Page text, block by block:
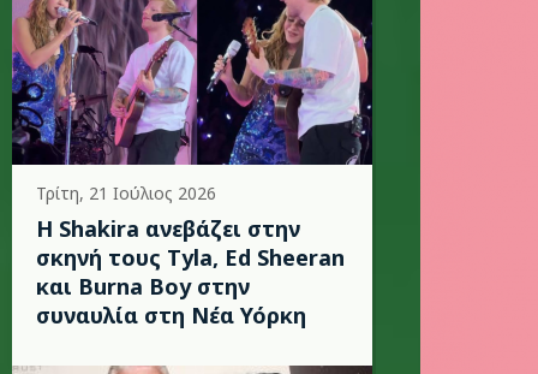
Τρίτη, 21 Ιούλιος 2026
Η Shakira ανεβάζει στην
σκηνή τους Tyla, Ed Sheeran
και Burna Boy στην
συναυλία στη Νέα Υόρκη